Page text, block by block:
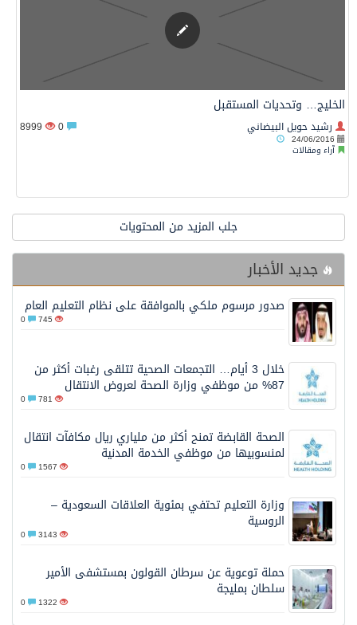
الخليج… وتحديات المستقبل
رشيد حويل البيضاني
24/06/2016
آراء ومقالات
8999
جلب المزيد من المحتويات
جديد الأخبار
صدور مرسوم ملكي بالموافقة على نظام التعليم العام
745
خلال 3 أيام… التجمعات الصحية تتلقى رغبات أكثر من
87% من موظفي وزارة الصحة لعروض الانتقال
781
الصحة القابضة تمنح أكثر من ملياري ريال مكافآت انتقال
لمنسوبيها من موظفي الخدمة المدنية
1567
وزارة التعليم تحتفي بمئوية العلاقات السعودية –
الروسية
3143
حملة توعوية عن سرطان القولون بمستشفى الأمير
سلطان بمليجة
1322